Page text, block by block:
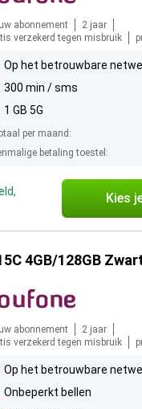
abonnement
2 jaar
verzekerd tegen misbruik
Op het betrouwbare
300 min / sms
1 GB 5G
per maand:
betaling toestel:
Kies
4GB/128GB
abonnement
2 jaar
verzekerd tegen misbruik
Op het betrouwbare
Onbeperkt bellen